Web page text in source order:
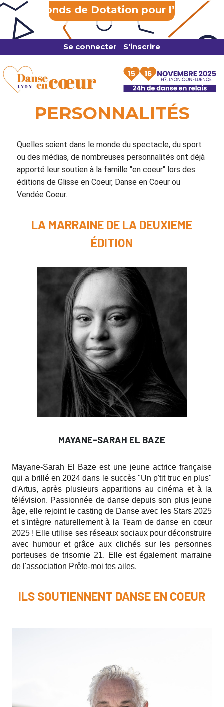
Se connecter | S'inscrire
PERSONNALITÉS
Quelles soient dans le monde du spectacle, du sport
ou des médias, de nombreuses personnalités ont déjà
apporté leur soutien à la famille "en coeur" lors des
éditions de Glisse en Coeur, Danse en Coeur ou
Vendée Coeur.
LA MARRAINE DE LA DEUXIEME
ÉDITION
MAYANE-SARAH EL BAZE
Mayane-Sarah El Baze est une jeune actrice française
qui a brillé en 2024 dans le succès "Un p'tit truc en plus"
d'Artus, après plusieurs apparitions au cinéma et à la
télévision. Passionnée de danse depuis son plus jeune
âge, elle rejoint le casting de Danse avec les Stars 2025
et s'intègre naturellement à la Team de danse en cœur
2025 ! Elle utilise ses réseaux sociaux pour déconstruire
avec humour et grâce aux clichés sur les personnes
porteuses de trisomie 21. Elle est également marraine
de l'association Prête-moi tes ailes.
ILS SOUTIENNENT DANSE EN COEUR